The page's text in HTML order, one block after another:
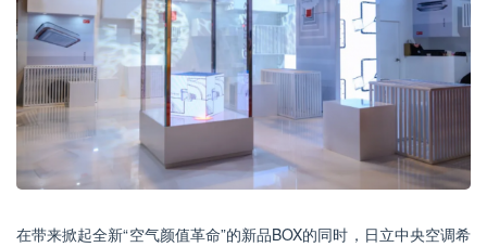
在带来掀起全新“空气颜值革命”的新品BOX的同时，日立中央空调希